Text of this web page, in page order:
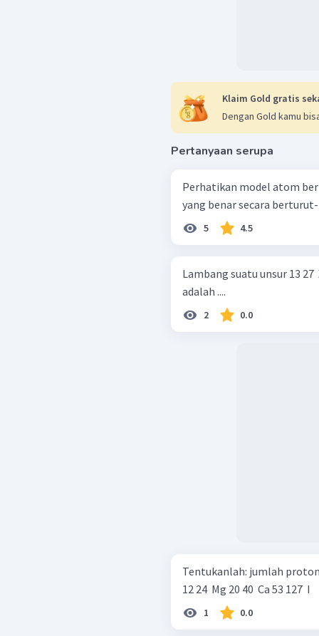
Klaim Gold gratis
Dengan Gold kamu
Pertanyaan serupa
Perhatikan model atom berikut! Jumlah proton, elektron,
yang benar secara
5 4.5
Lambang suatu unsur 13
adalah ....
2 0.0
Tentukanlah: jumlah
12 24 ​ Mg 20 40 ​ Ca 53 127 ​ I
1 0.0